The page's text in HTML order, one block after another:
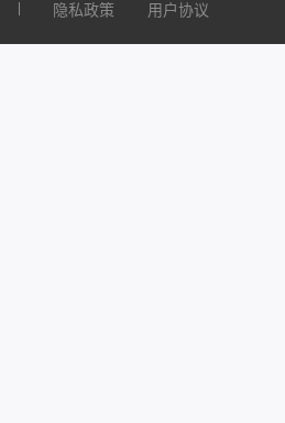
隐私政策 用户协议